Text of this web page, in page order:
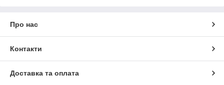
Про нас
Контакти
Доставка та оплата